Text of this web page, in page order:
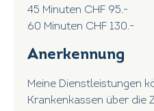
45 Minuten CHF 95.-
60 Minuten CHF 130.-
Anerkennung
Meine Dienstleistungen
Krankenkassen über die